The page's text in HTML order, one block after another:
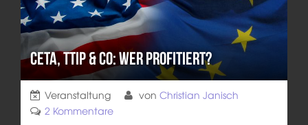
CETA, TTIP & Co: Wer profitiert?
Veranstaltung von Christian Janisch
2 Kommentare